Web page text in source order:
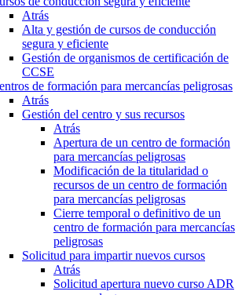
Atrás
Alta y gestión de cursos de conducción
segura y eficiente
Gestión de organismos de certificación de
CCSE
de formación para mercancías peligrosas
Atrás
Gestión del centro y sus recursos
Atrás
Apertura de un centro de formación
para mercancías peligrosas
Modificación de la titularidad o
recursos de un centro de formación
para mercancías peligrosas
Cierre temporal o definitivo de un
centro de formación para mercancías
peligrosas
Solicitud para impartir nuevos cursos
Atrás
Solicitud apertura nuevo curso ADR